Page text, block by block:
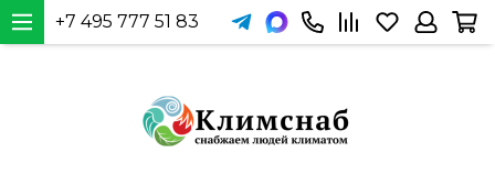
+7 495 777 51 83